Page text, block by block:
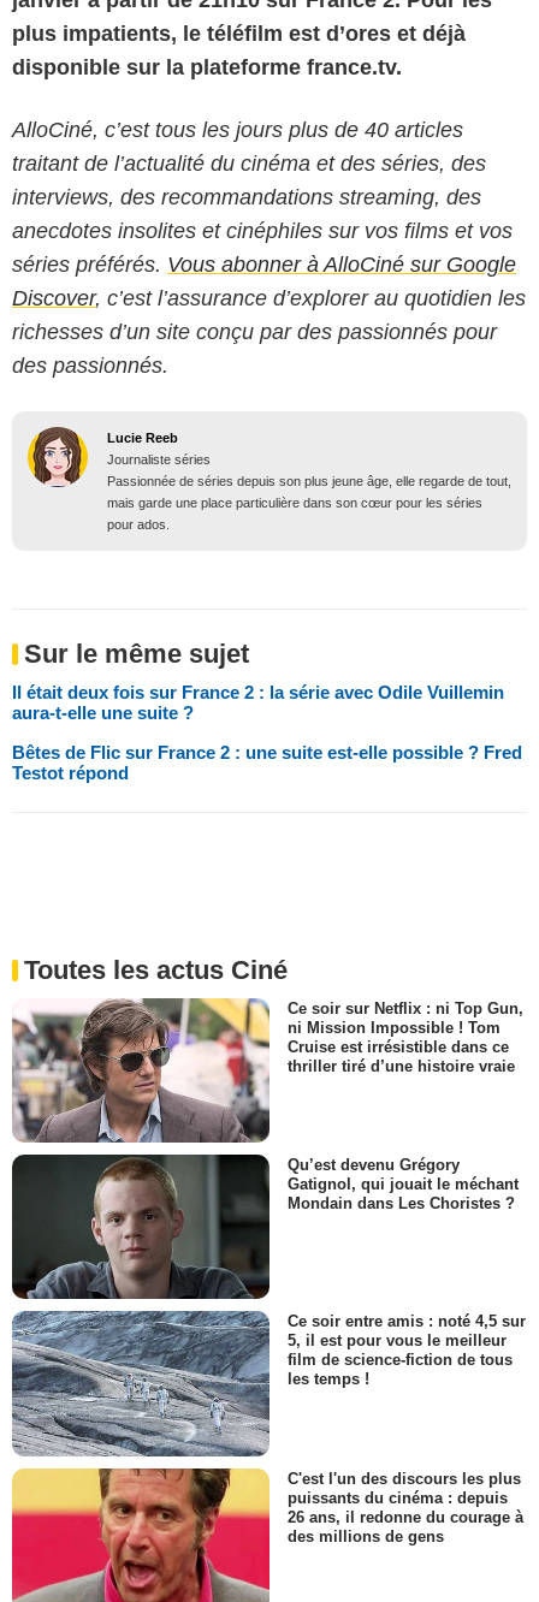
plus impatients, le téléfilm est d’ores et déjà
disponible sur la plateforme france.tv.
AlloCiné, c’est tous les jours plus de 40 articles
traitant de l’actualité du cinéma et des séries, des
interviews, des recommandations streaming, des
anecdotes insolites et cinéphiles sur vos films et vos
séries préférés. Vous abonner à AlloCiné sur Google
Discover, c’est l’assurance d’explorer au quotidien les
richesses d’un site conçu par des passionnés pour
des passionnés.
Lucie Reeb
Journaliste séries
Passionnée de séries depuis son plus jeune âge, elle regarde de tout,
mais garde une place particulière dans son cœur pour les séries
pour ados.
Sur le même sujet
Il était deux fois sur France 2 : la série avec Odile Vuillemin
aura-t-elle une suite ?
Bêtes de Flic sur France 2 : une suite est-elle possible ? Fred
Testot répond
Toutes les actus Ciné
Ce soir sur Netflix : ni Top Gun,
ni Mission Impossible ! Tom
Cruise est irrésistible dans ce
thriller tiré d’une histoire vraie
Qu’est devenu Grégory
Gatignol, qui jouait le méchant
Mondain dans Les Choristes ?
Ce soir entre amis : noté 4,5 sur
5, il est pour vous le meilleur
film de science-fiction de tous
les temps !
C'est l'un des discours les plus
puissants du cinéma : depuis
26 ans, il redonne du courage à
des millions de gens